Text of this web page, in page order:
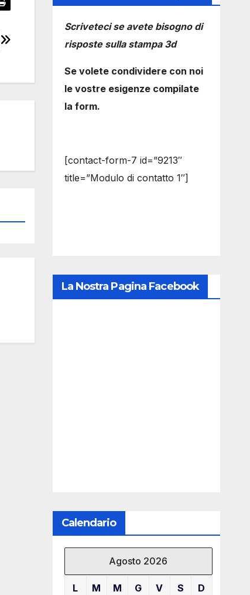
Scriveteci se avete bisogno di
risposte sulla stampa 3d
Se volete condividere con noi
le vostre esigenze compilate
la form.
[contact-form-7 id=”9213″
title=”Modulo di contatto 1″]
La Nostra Pagina Facebook
Calendario
Agosto 2026
L M M G V S D